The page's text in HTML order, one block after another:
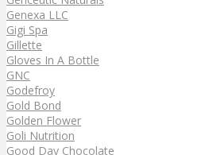
Genexa LLC
Gigi Spa
Gillette
Gloves In A Bottle
GNC
Godefroy
Gold Bond
Golden Flower
Goli Nutrition
Good Day Chocolate